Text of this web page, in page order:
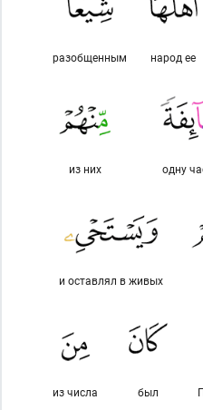
народ ее
разобщенным
одну
из них
и оставлял в живых
был
из числа